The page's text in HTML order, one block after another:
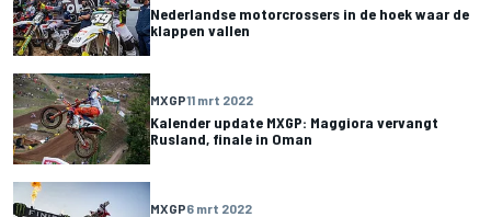
Nederlandse motorcrossers in de hoek waar de
klappen vallen
MXGP11 mrt 2022
Kalender update MXGP: Maggiora vervangt
Rusland, finale in Oman
MXGP6 mrt 2022